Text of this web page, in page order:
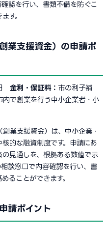
認を行い、書類不備を防ぐこ
す。
業支援資金）の申請ポ
金利・保証料： 市の利子補
内で創業を行う中小企業者・小
業支援資金）は、中小企業・
的な融資制度です。申請にあ
見通しを、根拠ある数値で示
談窓口で内容確認を行い、書
ることができます。
請ポイント